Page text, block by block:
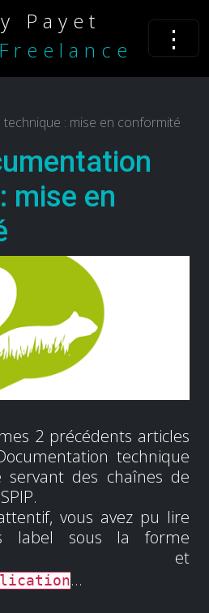
Payet
⋮
: mise en conformité
mise en
2 précédents articles
technique
servant des chaînes de
vous avez pu lire
label sous la forme
...